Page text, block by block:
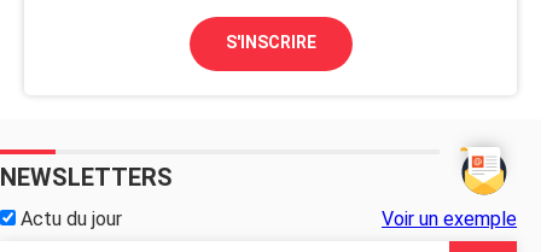
S'INSCRIRE
NEWSLETTERS
Actu du jour Voir un exemple